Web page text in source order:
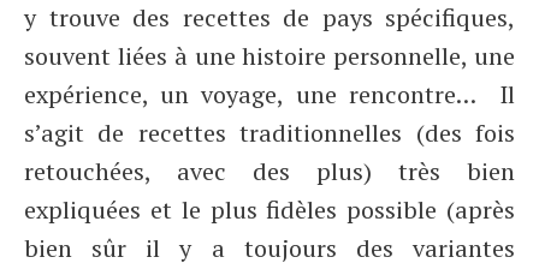
y trouve des recettes de pays spécifiques,
souvent liées à une histoire personnelle, une
expérience, un voyage, une rencontre… Il
s’agit de recettes traditionnelles (des fois
retouchées, avec des plus) très bien
expliquées et le plus fidèles possible (après
bien sûr il y a toujours des variantes